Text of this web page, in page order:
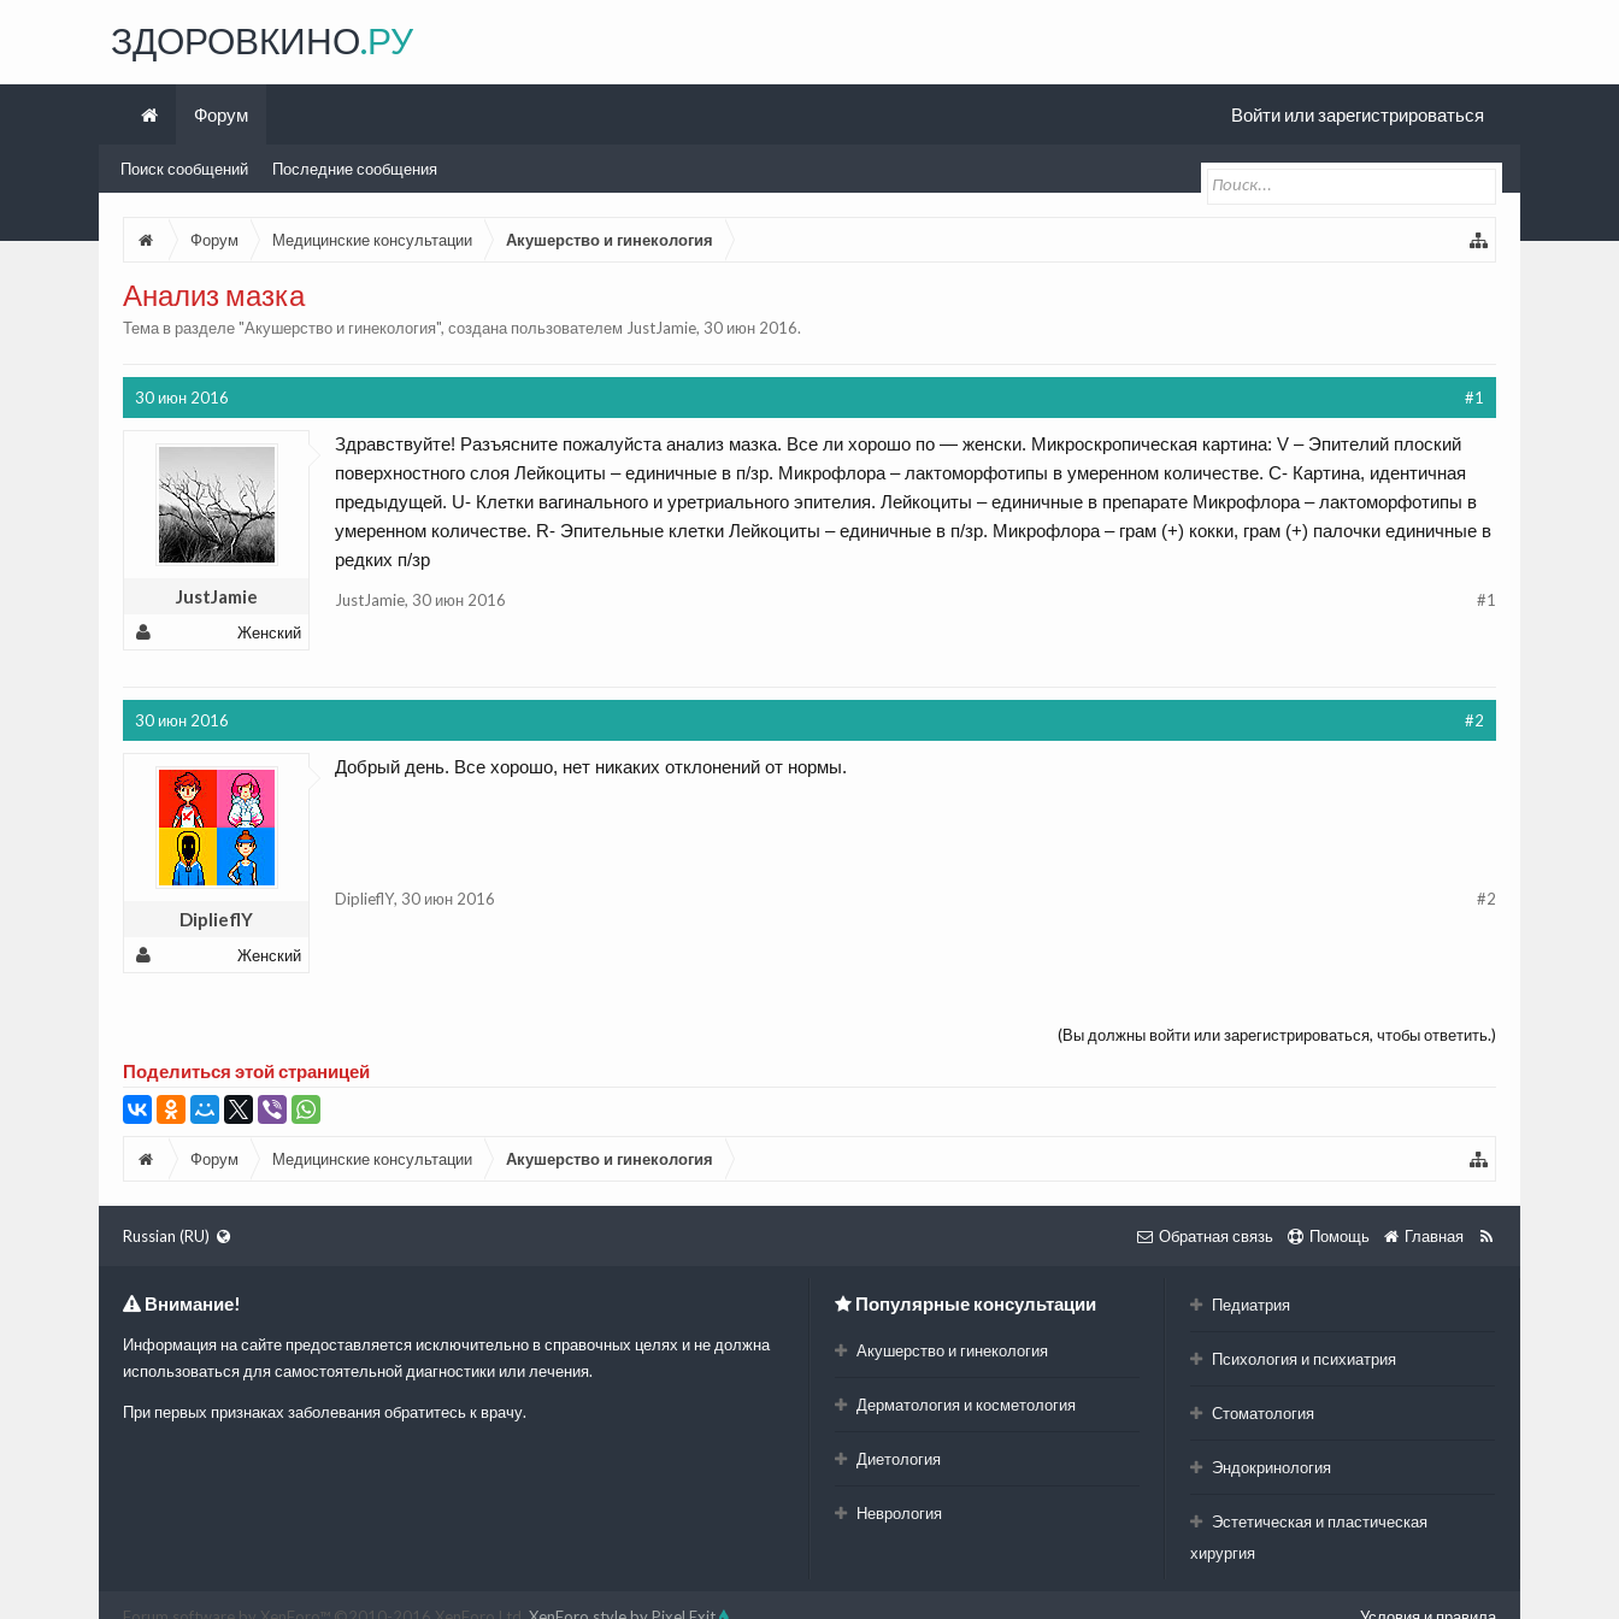
Форум Медицинские консультации Акушерство и гинекология
Анализ мазка
Тема в разделе "Акушерство и гинекология", создана пользователем JustJamie, 30 июн 2016.
30 июн 2016 #1
JustJamie
Женский
Здравствуйте! Разъясните пожалуйста анализ мазка. Все ли хорошо по — женски. Микроскропическая картина: V – Эпителий плоский
поверхностного слоя Лейкоциты – единичные в п/зр. Микрофлора – лактоморфотипы в умеренном количестве. С- Картина, идентичная
предыдущей. U- Клетки вагинального и уретриального эпителия. Лейкоциты – единичные в препарате Микрофлора – лактоморфотипы в
умеренном количестве. R- Эпительные клетки Лейкоциты – единичные в п/зр. Микрофлора – грам (+) кокки, грам (+) палочки единичные в
редких п/зр
JustJamie, 30 июн 2016 #1
30 июн 2016 #2
DiplieflY
Женский
Добрый день. Все хорошо, нет никаких отклонений от нормы.
DiplieflY, 30 июн 2016 #2
(Вы должны войти или зарегистрироваться, чтобы ответить.)
Поделиться этой страницей
Форум Медицинские консультации Акушерство и гинекология
ЗДОРОВКИНО.РУ
Форум
Поиск сообщений Последние сообщения
Войти или зарегистрироваться
Russian (RU) Обратная связь Помощь Главная
Внимание!
Информация на сайте предоставляется исключительно в справочных целях и не должна
использоваться для самостоятельной диагностики или лечения.
При первых признаках заболевания обратитесь к врачу.
Популярные консультации
Акушерство и гинекология
Дерматология и косметология
Диетология
Неврология
Педиатрия
Психология и психиатрия
Стоматология
Эндокринология
Эстетическая и пластическая
хирургия